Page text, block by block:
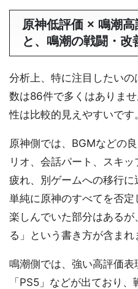
原神低評価 × 鳴潮
と、鳴潮の戦闘・改
分析上、特に注目したい
数は86件で多くはありま
性は比較的見えやすいです。
原神側では、BGMなどの
リオ、会話パート、スキ
疲れ、別ゲームへの移行に
単純に原神のすべてを否
楽しんでいた部分はある
る」という書き方が含まれ
鳴潮側では、強い高評価表
「PS5」などが出ており